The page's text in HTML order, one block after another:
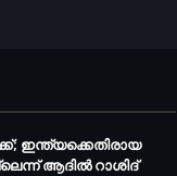
ഇന്ത്യക്കെതിരായ
ആദില്‍ റാശിദ്